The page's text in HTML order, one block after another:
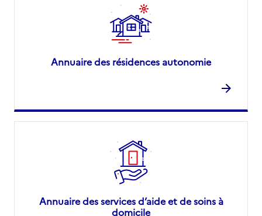
Annuaire des résidences autonomie
Annuaire des services d’aide et de soins à
domicile